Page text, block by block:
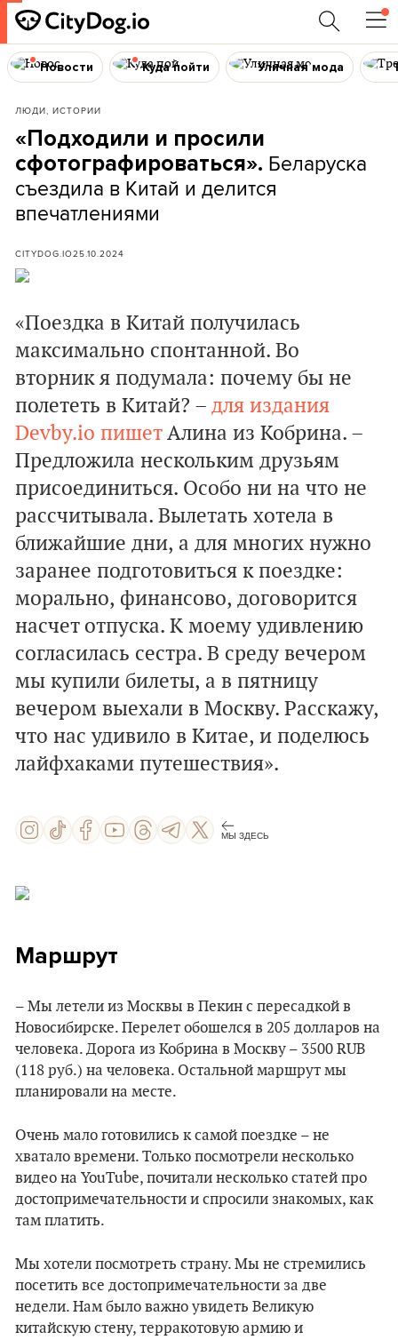
Новости Куда пойти Уличная мода
ЛЮДИ, ИСТОРИИ
«Подходили и просили
сфотографироваться». Беларуска
съездила в Китай и делится
впечатлениями
CITYDOG.IO25.10.2024
«Поездка в Китай получилась
максимально спонтанной. Во
вторник я подумала: почему бы не
полететь в Китай? – для издания
Devby.io пишетАлина из Кобрина. –
Предложила нескольким друзьям
присоединиться. Особо ни на что не
рассчитывала. Вылетать хотела в
ближайшие дни, а для многих нужно
заранее подготовиться к поездке:
морально, финансово, договорится
насчет отпуска. К моему удивлению
согласилась сестра. В среду вечером
мы купили билеты, а в пятницу
вечером выехали в Москву. Расскажу,
что нас удивило в Китае, и поделюсь
лайфхаками путешествия».
МЫ ЗДЕСЬ
Маршрут
– Мы летели из Москвы в Пекин с пересадкой в
Новосибирске. Перелет обошелся в 205 долларов на
человека. Дорога из Кобрина в Москву – 3500 RUB
(118 руб.) на человека. Остальной маршрут мы
планировали на месте.
Очень мало готовились к самой поездке – не
хватало времени. Только посмотрели несколько
видео на YouTube, почитали несколько статей про
достопримечательности и спросили знакомых, как
там платить.
Мы хотели посмотреть страну. Мы не стремились
посетить все достопримечательности за две
недели. Нам было важно увидеть Великую
китайскую стену, терракотовую армию и